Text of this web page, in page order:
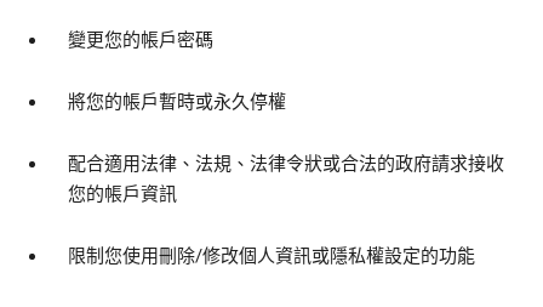
變更您的帳戶密碼
將您的帳戶暫時或永久停權
配合適用法律、法規、法律令狀或合法的政府請求接收
您的帳戶資訊
限制您使用刪除/修改個人資訊或隱私權設定的功能